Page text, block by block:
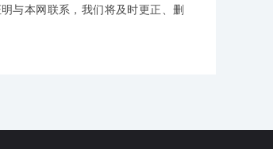
与本网联系，我们将及时更正、删